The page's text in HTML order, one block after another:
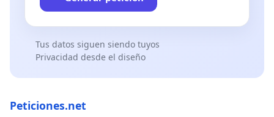
Tus datos siguen siendo tuyos
Privacidad desde el diseño
Peticiones.net